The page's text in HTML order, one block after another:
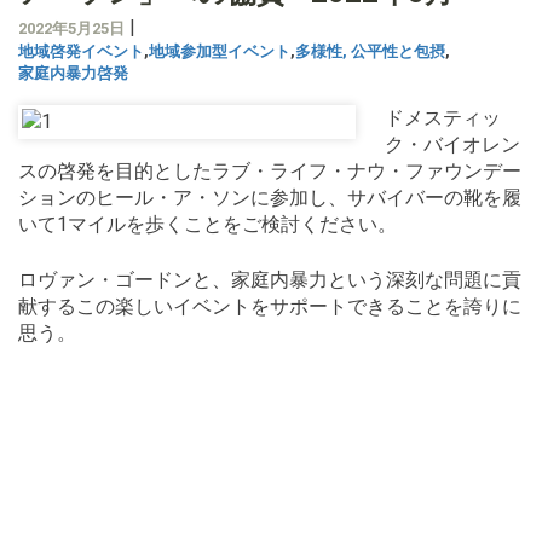
2022年5月25日 |
地域啓発イベント ,地域参加型イベント ,多様性, 公平性と包摂,
家庭内暴力啓発
ドメスティッ
ク・バイオレン
スの啓発を目的としたラブ・ライフ・ナウ・ファウンデー
ションのヒール・ア・ソンに参加し、サバイバーの靴を履
いて1マイルを歩くことをご検討ください。
ロヴァン・ゴードンと、家庭内暴力という深刻な問題に貢
献するこの楽しいイベントをサポートできることを誇りに
思う。